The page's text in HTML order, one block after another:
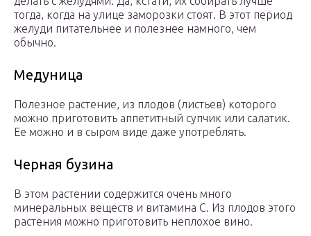
тогда, когда на улице заморозки стоят. В этот период
желуди питательнее и полезнее намного, чем
обычно.
Медуница
Полезное растение, из плодов (листьев) которого
можно приготовить аппетитный супчик или салатик.
Ее можно и в сыром виде даже употреблять.
Черная бузина
В этом растении содержится очень много
минеральных веществ и витамина С. Из плодов этого
растения можно приготовить неплохое вино.